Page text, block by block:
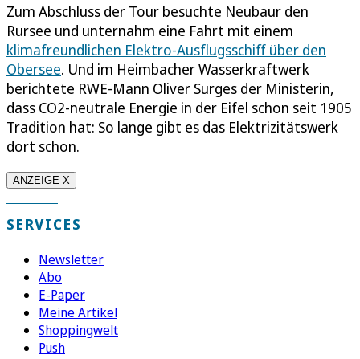
Zum Abschluss der Tour besuchte Neubaur den
Rursee und unternahm eine Fahrt mit einem
klimafreundlichen Elektro-Ausflugsschiff über den
Obersee. Und im Heimbacher Wasserkraftwerk
berichtete RWE-Mann Oliver Surges der Ministerin,
dass CO2-neutrale Energie in der Eifel schon seit 1905
Tradition hat: So lange gibt es das Elektrizitätswerk
dort schon.
ANZEIGE X
SERVICES
Newsletter
Abo
E-Paper
Meine Artikel
Shoppingwelt
Push